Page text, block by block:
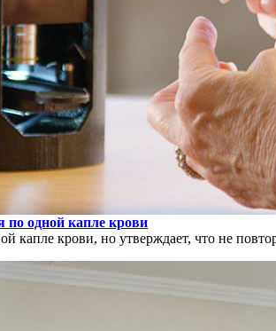
по одной капле крови
капле крови, но утверждает, что не